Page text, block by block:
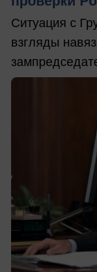
Ситуация с
взгляды